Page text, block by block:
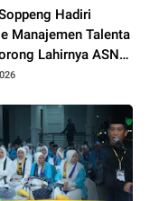
Hadiri
Manajemen Talenta
Lahirnya ASN